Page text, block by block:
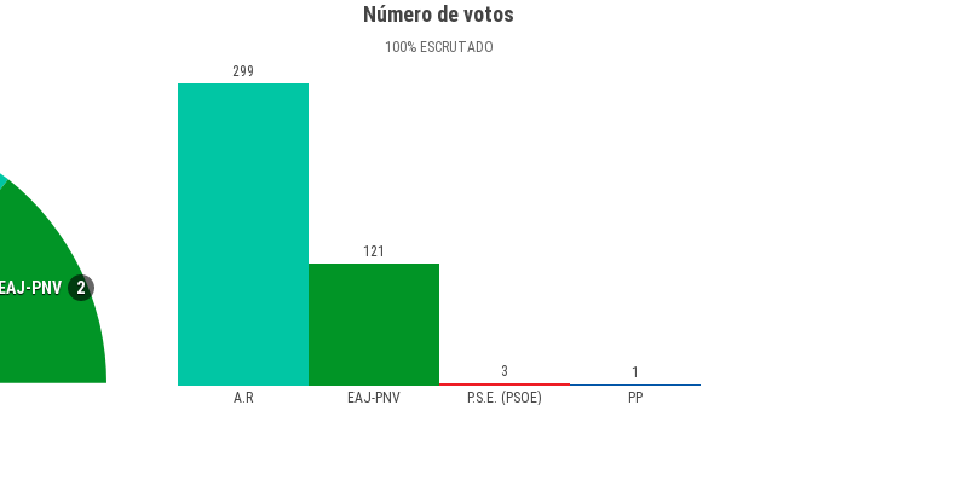
EAJ-PNV 2
Número de votos
100%ESCRUTADO
A.R EAJ-PNV P.S.E. (PSOE) PP
299
121
3 1